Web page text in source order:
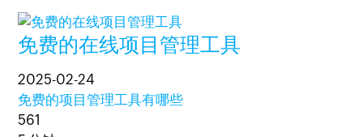
免费的在线项目管理工具
2025-02-24
免费的项目管理工具有哪些
561